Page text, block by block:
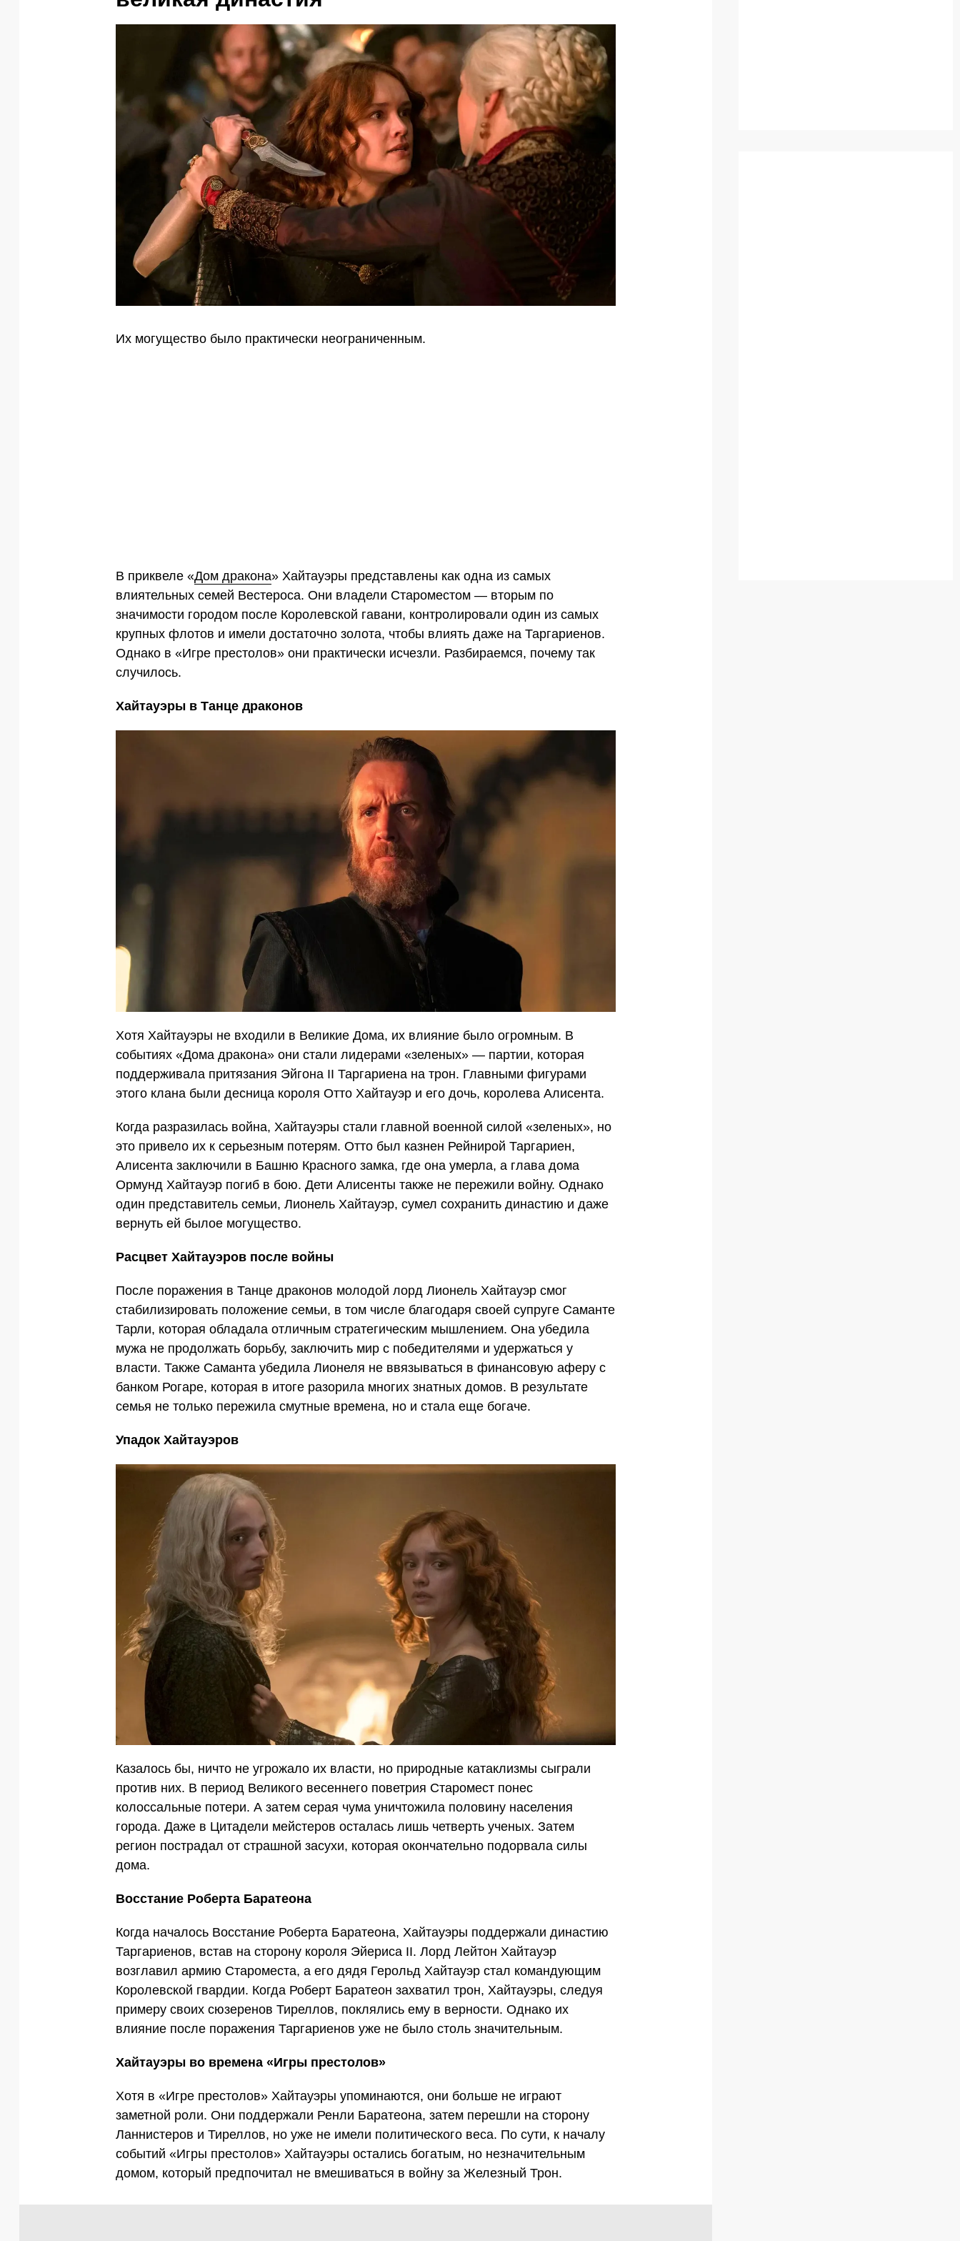
Их могущество было практически неограниченным.
В приквеле «Дом дракона» Хайтауэры представлены как одна из самых
влиятельных семей Вестероса. Они владели Староместом — вторым по
значимости городом после Королевской гавани, контролировали один из самых
крупных флотов и имели достаточно золота, чтобы влиять даже на Таргариенов.
Однако в «Игре престолов» они практически исчезли. Разбираемся, почему так
случилось.
Хайтауэры в Танце драконов
Хотя Хайтауэры не входили в Великие Дома, их влияние было огромным. В
событиях «Дома дракона» они стали лидерами «зеленых» — партии, которая
поддерживала притязания Эйгона II Таргариена на трон. Главными фигурами
этого клана были десница короля Отто Хайтауэр и его дочь, королева Алисента.
Когда разразилась война, Хайтауэры стали главной военной силой «зеленых», но
это привело их к серьезным потерям. Отто был казнен Рейнирой Таргариен,
Алисента заключили в Башню Красного замка, где она умерла, а глава дома
Ормунд Хайтауэр погиб в бою. Дети Алисенты также не пережили войну. Однако
один представитель семьи, Лионель Хайтауэр, сумел сохранить династию и даже
вернуть ей былое могущество.
Расцвет Хайтауэров после войны
После поражения в Танце драконов молодой лорд Лионель Хайтауэр смог
стабилизировать положение семьи, в том числе благодаря своей супруге Саманте
Тарли, которая обладала отличным стратегическим мышлением. Она убедила
мужа не продолжать борьбу, заключить мир с победителями и удержаться у
власти. Также Саманта убедила Лионеля не ввязываться в финансовую аферу с
банком Рогаре, которая в итоге разорила многих знатных домов. В результате
семья не только пережила смутные времена, но и стала еще богаче.
Упадок Хайтауэров
Казалось бы, ничто не угрожало их власти, но природные катаклизмы сыграли
против них. В период Великого весеннего поветрия Старомест понес
колоссальные потери. А затем серая чума уничтожила половину населения
города. Даже в Цитадели мейстеров осталась лишь четверть ученых. Затем
регион пострадал от страшной засухи, которая окончательно подорвала силы
дома.
Восстание Роберта Баратеона
Когда началось Восстание Роберта Баратеона, Хайтауэры поддержали династию
Таргариенов, встав на сторону короля Эйериса II. Лорд Лейтон Хайтауэр
возглавил армию Староместа, а его дядя Герольд Хайтауэр стал командующим
Королевской гвардии. Когда Роберт Баратеон захватил трон, Хайтауэры, следуя
примеру своих сюзеренов Тиреллов, поклялись ему в верности. Однако их
влияние после поражения Таргариенов уже не было столь значительным.
Хайтауэры во времена «Игры престолов»
Хотя в «Игре престолов» Хайтауэры упоминаются, они больше не играют
заметной роли. Они поддержали Ренли Баратеона, затем перешли на сторону
Ланнистеров и Тиреллов, но уже не имели политического веса. По сути, к началу
событий «Игры престолов» Хайтауэры остались богатым, но незначительным
домом, который предпочитал не вмешиваться в войну за Железный Трон.